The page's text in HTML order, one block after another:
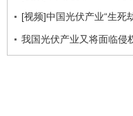
[视频]中国光伏产业“生死
我国光伏产业又将面临侵